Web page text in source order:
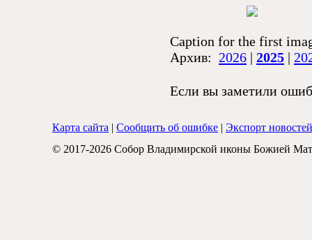
Caption for the first
Архив: 2026 | 2025 |
Если вы заметили
Карта сайта | Сообщить об ошибке | Экспорт новостей
© 2017-2026 Собор Владимирской иконы Божией